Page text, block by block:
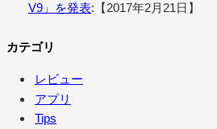
V9」を発表:【2017年2月21日】
カテゴリ
レビュー
アプリ
Tips